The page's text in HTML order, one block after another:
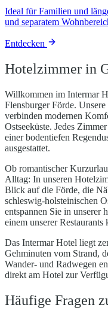
Ideal für Familien und
und separatem
Entdecken
Hotelzimmer in
Willkommen im Intermar
Flensburger Förde.
verbinden modernen
Ostseeküste. Jedes
einer bodentiefen
ausgestattet.
Ob romantischer
Alltag: In unseren
Blick auf die Förde, die
schleswig-holsteinischen
entspannen Sie in unserer
einem unserer
Das Intermar Hotel liegt
Gehminuten vom Strand,
Wander- und Radwegen
direkt am Hotel zur
Häufige Fragen